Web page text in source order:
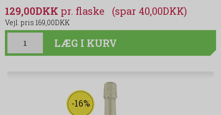
129,00DKK
169,00DKK
(spar 40,00DKK)
LÆG I KURV
-16%